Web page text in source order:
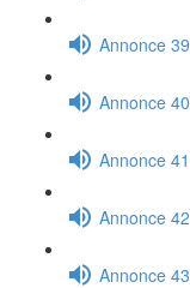
Annonce 39
Annonce 40
Annonce 41
Annonce 42
Annonce 43